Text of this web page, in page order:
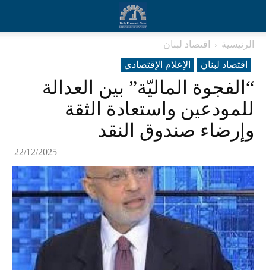
الرئيسية
اقتصاد لبنان
اقتصاد لبنان
الإعلام الإقتصادي
“الفجوة الماليّة” بين العدالة
للمودعين واستعادة الثقة
وإرضاء صندوق النقد
22/12/2025